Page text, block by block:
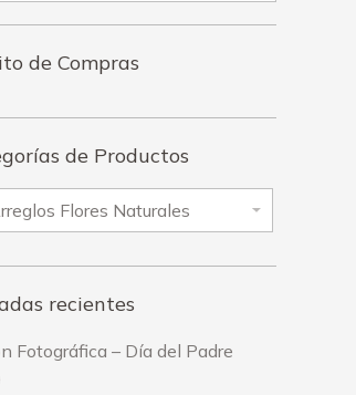
de Compras
de Productos
recientes
Fotográfica – Día del Padre